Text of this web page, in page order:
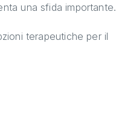
una sfida importante.
terapeutiche per il